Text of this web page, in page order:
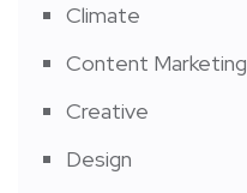
Climate
Content Marketing
Creative
Design